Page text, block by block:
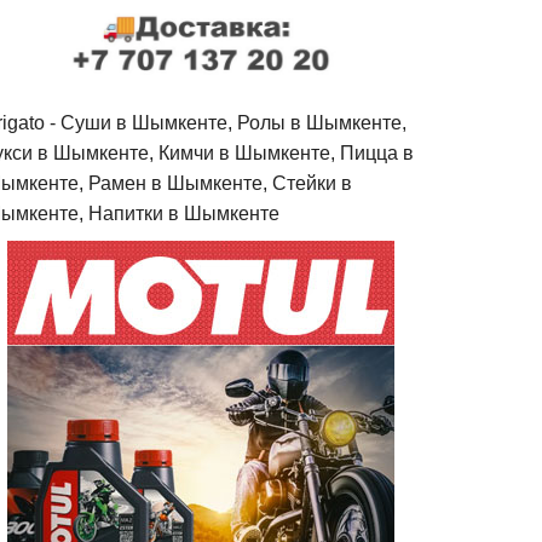
- Cуши в Шымкенте, Ролы в Шымкенте,
в Шымкенте, Кимчи в Шымкенте, Пицца в
Рамен в Шымкенте, Стейки в
Напитки в Шымкенте